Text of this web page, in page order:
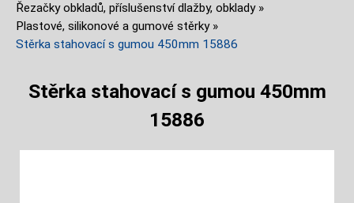
Řezačky obkladů, příslušenství dlažby, obklady
Plastové, silikonové a gumové stěrky
Stěrka stahovací s gumou 450mm 15886
Stěrka stahovací s gumou 450mm
15886